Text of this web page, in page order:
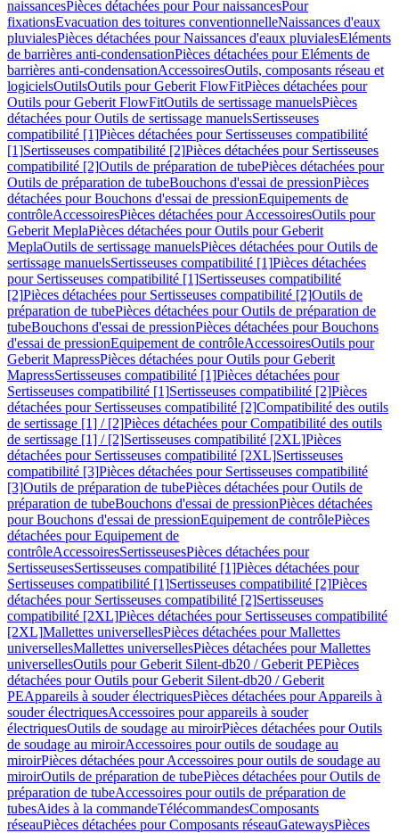
naissancesPièces détachées pour Pour naissancesPour
fixationsEvacuation des toitures conventionnelleNaissances d'eaux
pluvialesPièces détachées pour Naissances d'eaux pluvialesEléments
de barrières anti-condensationPièces détachées pour Eléments de
barrières anti-condensationAccessoiresOutils, composants réseau et
logicielsOutilsOutils pour Geberit FlowFitPièces détachées pour
Outils pour Geberit FlowFitOutils de sertissage manuelsPièces
détachées pour Outils de sertissage manuelsSertisseuses
compatibilité [1]Pièces détachées pour Sertisseuses compatibilité
[1]Sertisseuses compatibilité [2]Pièces détachées pour Sertisseuses
compatibilité [2]Outils de préparation de tubePièces détachées pour
Outils de préparation de tubeBouchons d'essai de pressionPièces
détachées pour Bouchons d'essai de pressionEquipements de
contrôleAccessoiresPièces détachées pour AccessoiresOutils pour
Geberit MeplaPièces détachées pour Outils pour Geberit
MeplaOutils de sertissage manuelsPièces détachées pour Outils de
sertissage manuelsSertisseuses compatibilité [1]Pièces détachées
pour Sertisseuses compatibilité [1]Sertisseuses compatibilité
[2]Pièces détachées pour Sertisseuses compatibilité [2]Outils de
préparation de tubePièces détachées pour Outils de préparation de
tubeBouchons d'essai de pressionPièces détachées pour Bouchons
d'essai de pressionEquipement de contrôleAccessoiresOutils pour
Geberit MapressPièces détachées pour Outils pour Geberit
MapressSertisseuses compatibilité [1]Pièces détachées pour
Sertisseuses compatibilité [1]Sertisseuses compatibilité [2]Pièces
détachées pour Sertisseuses compatibilité [2]Compatibilité des outils
de sertissage [1] / [2]Pièces détachées pour Compatibilité des outils
de sertissage [1] / [2]Sertisseuses compatibilité [2XL]Pièces
détachées pour Sertisseuses compatibilité [2XL]Sertisseuses
compatibilité [3]Pièces détachées pour Sertisseuses compatibilité
[3]Outils de préparation de tubePièces détachées pour Outils de
préparation de tubeBouchons d'essai de pressionPièces détachées
pour Bouchons d'essai de pressionEquipement de contrôlePièces
détachées pour Equipement de
contrôleAccessoiresSertisseusesPièces détachées pour
SertisseusesSertisseuses compatibilité [1]Pièces détachées pour
Sertisseuses compatibilité [1]Sertisseuses compatibilité [2]Pièces
détachées pour Sertisseuses compatibilité [2]Sertisseuses
compatibilité [2XL]Pièces détachées pour Sertisseuses compatibilité
[2XL]Mallettes universellesPièces détachées pour Mallettes
universellesMallettes universellesPièces détachées pour Mallettes
universellesOutils pour Geberit Silent-db20 / Geberit PEPièces
détachées pour Outils pour Geberit Silent-db20 / Geberit
PEAppareils à souder électriquesPièces détachées pour Appareils à
souder électriquesAccessoires pour appareils à souder
électriquesOutils de soudage au miroirPièces détachées pour Outils
de soudage au miroirAccessoires pour outils de soudage au
miroirPièces détachées pour Accessoires pour outils de soudage au
miroirOutils de préparation de tubePièces détachées pour Outils de
préparation de tubeAccessoires pour outils de préparation de
tubesAides à la commandeTélécommandesComposants
réseauPièces détachées pour Composants réseauGatewaysPièces